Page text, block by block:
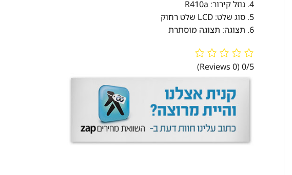
4. נוזל קירור: R410a
5. סוג שלט: LCD שלט רחוק
6. תצוגה: תצוגה מוסתרת
0/5
(0 Reviews)